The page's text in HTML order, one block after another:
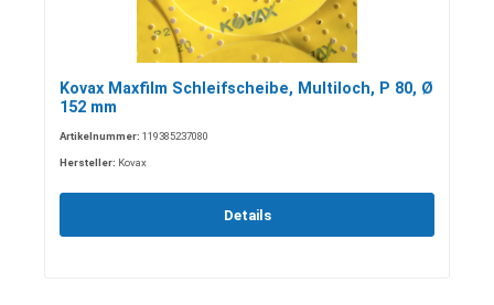
Kovax Maxfilm Schleifscheibe, Multiloch, P 80, Ø
152 mm
Artikelnummer: 119385237080
Hersteller: Kovax
Details